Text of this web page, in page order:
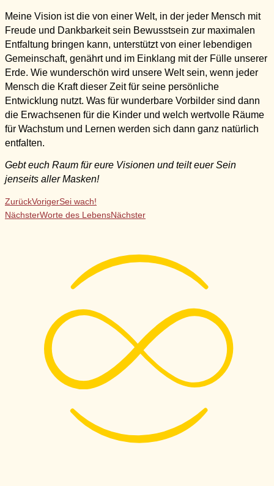
Meine Vision ist die von einer Welt, in der jeder Mensch mit
Freude und Dankbarkeit sein Bewusstsein zur maximalen
Entfaltung bringen kann, unterstützt von einer lebendigen
Gemeinschaft, genährt und im Einklang mit der Fülle unserer
Erde. Wie wunderschön wird unsere Welt sein, wenn jeder
Mensch die Kraft dieser Zeit für seine persönliche
Entwicklung nutzt. Was für wunderbare Vorbilder sind dann
die Erwachsenen für die Kinder und welch wertvolle Räume
für Wachstum und Lernen werden sich dann ganz natürlich
entfalten.
Gebt euch Raum für eure Visionen und teilt euer Sein
jenseits aller Masken!
ZurückVorigerSei wach!
NächsterWorte des LebensNächster